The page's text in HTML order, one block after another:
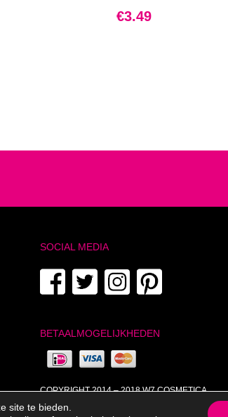
€3.49
SOCIAL MEDIA
BETAALMOGELIJKHEDEN
COPYRIGHT 2014 – 2018 W7 COSMETICA
site te bieden.